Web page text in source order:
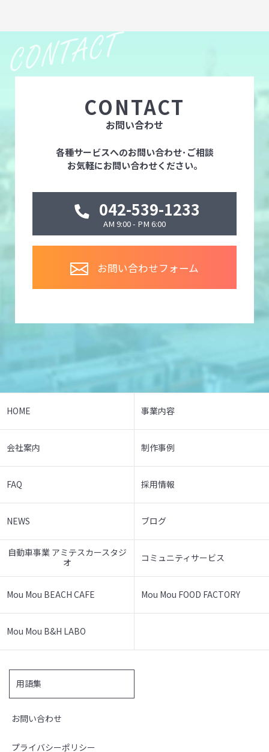
CONTACT
お問い合わせ
各種サービスへのお問い合わせ･ご相談
お気軽にお問い合わせください。
042-539-1233
AM 9:00 - PM 6:00
お問い合わせフォーム
HOME 事業内容
会社案内 制作事例
FAQ 採用情報
NEWS ブログ
自動車事業 アミテスカースタジ
オ
コミュニティサービス
Mou Mou BEACH CAFE Mou Mou FOOD FACTORY
Mou Mou B&H LABO
用語集
お問い合わせ
プライバシーポリシー